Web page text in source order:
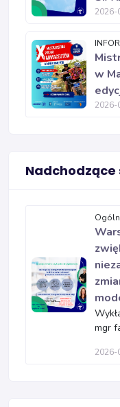
2026-
w
2026-
Nadchodzące
mgr
2026-